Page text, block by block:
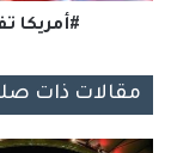
#أمريكا
مقالات ذات